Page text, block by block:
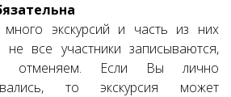
экскурсий и часть из них
не все участники записываются,
отменяем. Если Вы лично
то экскурсия может